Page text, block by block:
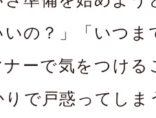
の？」「いつま
ーで気をつける
で戸惑ってしま